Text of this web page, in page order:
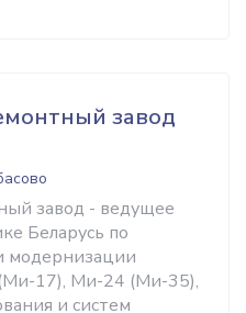
завод
завод - ведущее
Беларусь по
модернизации
17), Ми-24 (Ми-35),
и систем